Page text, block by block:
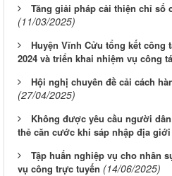
Tăng giải pháp cải thiện chỉ số
(11/03/2025)
Huyện Vĩnh Cửu tổng kết công
2024 và triển khai nhiệm vụ công
Hội nghị chuyên đề cải cách
(27/04/2025)
Không được yêu cầu người
thẻ căn cước khi sáp nhập địa
Tập huấn nghiệp vụ cho nhân
vụ công trực tuyến (14/06/2025)